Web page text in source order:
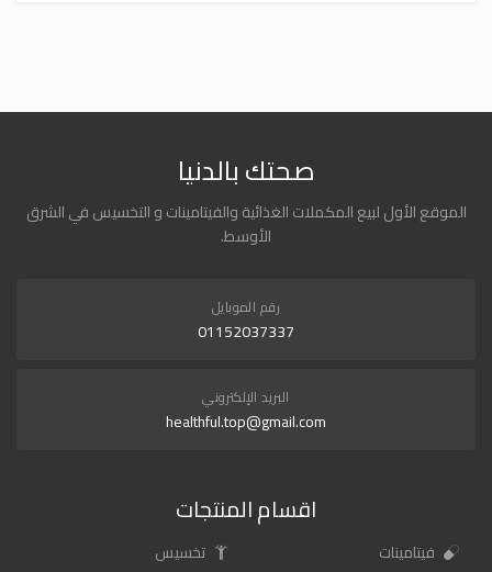
صحتك بالدنيا
الموقع الأول لبيع المكملات الغذائية والفيتامينات و التخسيس في الشرق
الأوسط.
رقم الموبايل
01152037337
البريد الإلكتروني
healthful.top@gmail.com
اقسام المنتجات
فيتامينات
تخسيس